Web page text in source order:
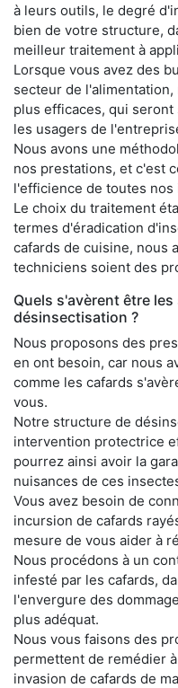
à leurs outils, le degré
bien de votre structure,
meilleur traitement à
Lorsque vous avez des
secteur de
plus efficaces, qui
les usagers de
Nous avons une
nos prestations, et c'est
l'efficience de toutes
Le choix du traitement
termes d'éradication
cafards de cuisine, nous
techniciens soient des
Quels s'avèrent être
désinsectisation ?
Nous proposons des
en ont besoin, car nous
comme les cafards
vous.
Notre structure de
intervention protectrice
pourrez ainsi avoir la
nuisances de ces
Vous avez besoin de
incursion de cafards
mesure de vous aider à
Nous procédons à un
infesté par les cafards,
l'envergure des
plus adéquat.
Nous vous faisons des
permettent de remédier
invasion de cafards de